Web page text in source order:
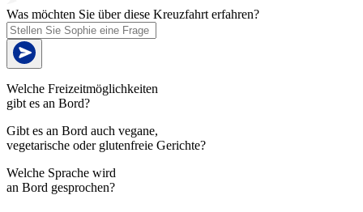
Was möchten Sie über diese Kreuzfahrt erfahren?
Welche Freizeitmöglichkeiten
gibt es an Bord?
Gibt es an Bord auch vegane,
vegetarische oder glutenfreie Gerichte?
Welche Sprache wird
an Bord gesprochen?